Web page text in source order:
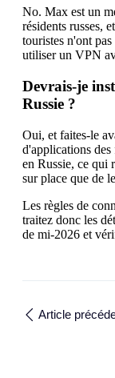
No. Max est un
résidents russes,
touristes n'ont
utiliser un VPN
Devrais-je
Russie ?
Oui, et faites-le
d'applications
en Russie, ce qui
sur place que de
Les règles de
traitez donc les
de mi-2026 et
Article